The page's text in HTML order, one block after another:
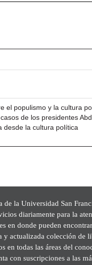
el populismo y la cultura
de los presidentes
desde la cultura política
de la Universidad San
diariamente para la
en donde pueden
y actualizada colección de
en todas las áreas del
con suscripciones a las